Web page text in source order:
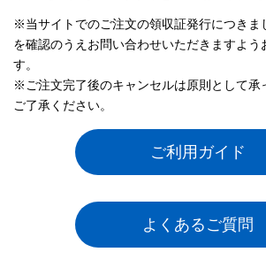
※当サイトでのご注文の領収証発行につきま
を確認のうえお問い合わせいただきますよう
す。
※ご注文完了後のキャンセルは原則として承
ご了承ください。
ご利用ガイド
よくあるご質問